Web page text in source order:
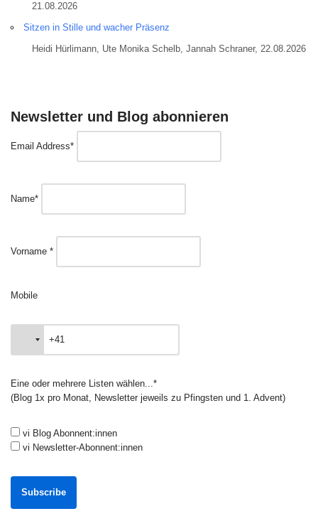
21.08.2026
Sitzen in Stille und wacher Präsenz
Heidi Hürlimann, Ute Monika Schelb, Jannah Schraner, 22.08.2026
Newsletter und Blog abonnieren
Email Address*
Name*
Vorname *
Mobile
Eine oder mehrere Listen wählen...*
(Blog 1x pro Monat, Newsletter jeweils zu Pfingsten und 1. Advent)
vi Blog Abonnent:innen
vi Newsletter-Abonnent:innen